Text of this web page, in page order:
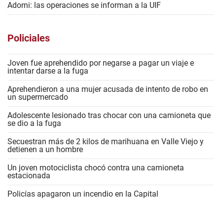
Adorni: las operaciones se informan a la UIF
Policiales
Joven fue aprehendido por negarse a pagar un viaje e
intentar darse a la fuga
Aprehendieron a una mujer acusada de intento de robo en
un supermercado
Adolescente lesionado tras chocar con una camioneta que
se dio a la fuga
Secuestran más de 2 kilos de marihuana en Valle Viejo y
detienen a un hombre
Un joven motociclista chocó contra una camioneta
estacionada
Policías apagaron un incendio en la Capital